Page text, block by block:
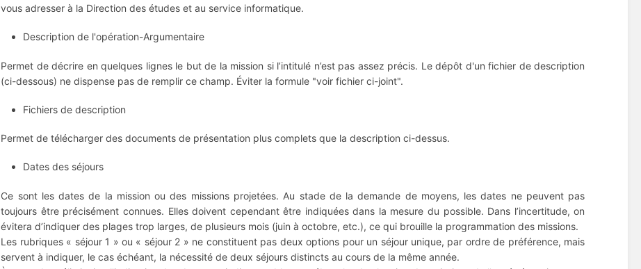
vous adresser à la Direction des études et au service informatique.
Description de l'opération-Argumentaire
Permet de décrire en quelques lignes le but de la mission si l’intitulé n’est pas assez précis. Le dépôt d'un fichier de description
(ci-dessous) ne dispense pas de remplir ce champ. Éviter la formule "voir fichier ci-joint".
Fichiers de description
Permet de télécharger des documents de présentation plus complets que la description ci-dessus.
Dates des séjours
Ce sont les dates de la mission ou des missions projetées. Au stade de la demande de moyens, les dates ne peuvent pas
toujours être précisément connues. Elles doivent cependant être indiquées dans la mesure du possible. Dans l’incertitude, on
évitera d’indiquer des plages trop larges, de plusieurs mois (juin à octobre, etc.), ce qui brouille la programmation des missions.
Les rubriques « séjour 1 » ou « séjour 2 » ne constituent pas deux options pour un séjour unique, par ordre de préférence, mais
servent à indiquer, le cas échéant, la nécessité de deux séjours distincts au cours de la même année.